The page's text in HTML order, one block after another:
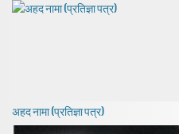
अहद नामा (प्रतिज्ञा पत्र)